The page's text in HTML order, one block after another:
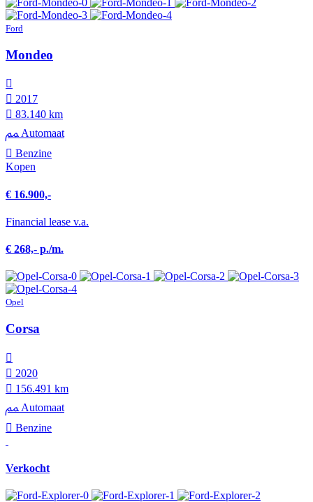
Ford
Mondeo
2017
83.140 km
Automaat
Benzine
Kopen
€ 16.900,-
Financial lease v.a.
€ 268,- p./m.
Opel
Corsa
2020
156.491 km
Automaat
Benzine
Verkocht